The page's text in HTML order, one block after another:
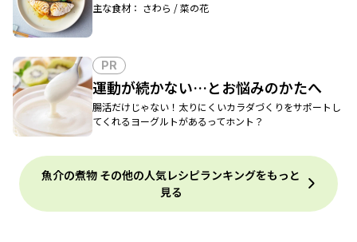
主な食材： さわら / 菜の花
PR
運動が続かない…とお悩みのかたへ
腸活だけじゃない！太りにくいカラダづくりをサポートし
てくれるヨーグルトがあるってホント？
魚介の煮物 その他の人気レシピランキングをもっと
見る